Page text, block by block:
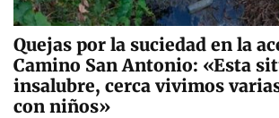
Quejas por la suciedad en la
Camino San Antonio: «Esta
insalubre, cerca vivimos
con niños»